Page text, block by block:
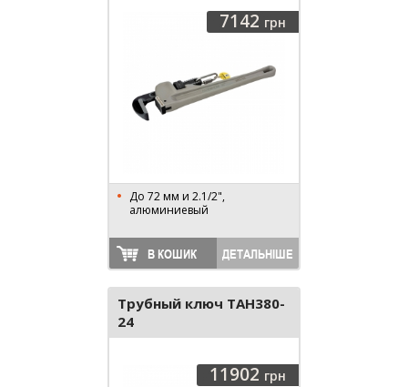
7142 грн
До 72 мм и 2.1/2",
алюминиевый
В КОШИК ДЕТАЛЬНІШЕ
Трубный ключ TAH380-
24
11902 грн